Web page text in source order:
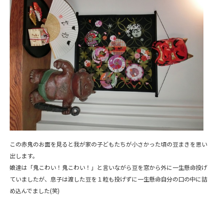
この赤鬼のお面を見ると我が家の子どもたちが小さかった頃の豆まきを思い
出します。
娘達は「鬼こわい！鬼こわい！」と言いながら豆を窓から外に一生懸命投げ
ていましたが、息子は渡した豆を１粒も投げずに一生懸命自分の口の中に詰
め込んでました(笑)